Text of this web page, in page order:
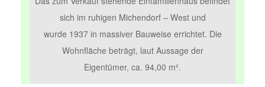
sich im ruhigen Michendorf – West und
wurde 1937 in massiver Bauweise errichtet. Die
Wohnfläche beträgt, laut Aussage der
Eigentümer, ca. 94,00 m².